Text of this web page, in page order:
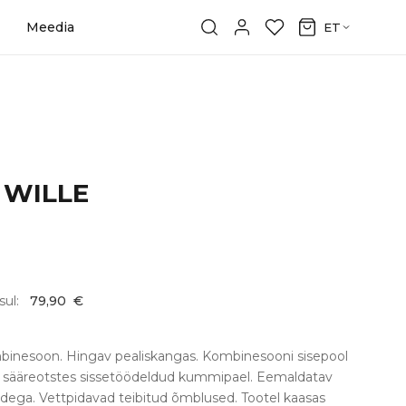
Meedia ET
79,90 €
Hingav pealiskangas. Kombinesooni sisepool
sissetöödeldud kummipael. Eemaldatav
Vettpidavad teibitud õmblused. Tootel kaasas